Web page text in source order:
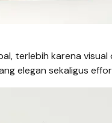
terlebih karena
elegan sekaligus